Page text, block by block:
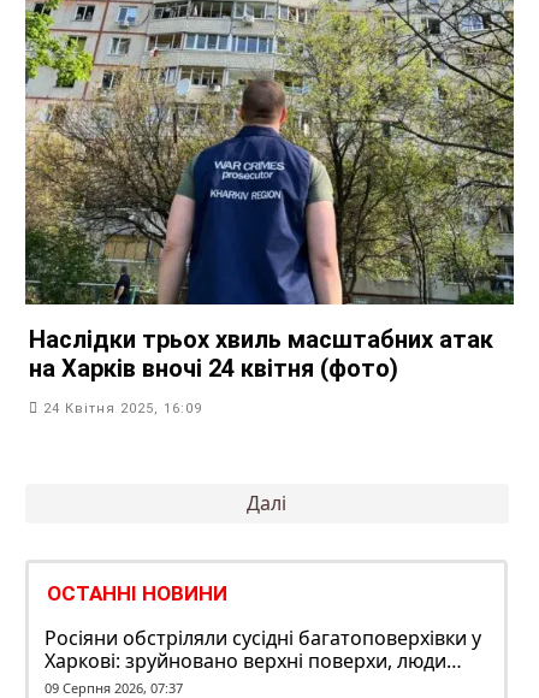
Наслідки трьох хвиль масштабних атак
на Харків вночі 24 квітня (фото)
24 Квітня 2025, 16:09
Далі
ОСТАННІ НОВИНИ
Росіяни обстріляли сусідні багатоповерхівки у
Харкові: зруйновано верхні поверхи, люди
заблоковані
09 Серпня 2026, 07:37